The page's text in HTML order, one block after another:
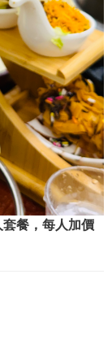
餐，每人加價